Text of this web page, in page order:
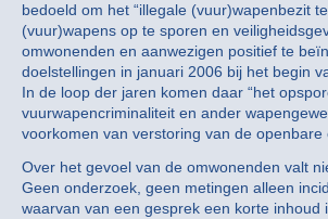
bedoeld om het “illegale (vuur)wapenbezit
(vuur)wapens op te sporen en
omwonenden en aanwezigen positief te
doelstellingen in januari 2006 bij het begin
In de loop der jaren komen daar “het
vuurwapencriminaliteit en ander
voorkomen van verstoring van de openbare
Over het gevoel van de omwonenden valt
Geen onderzoek, geen metingen alleen
waarvan van een gesprek een korte inhoud